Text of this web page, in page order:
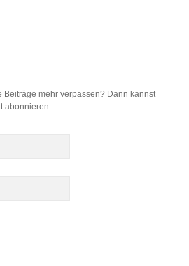
Beiträge mehr verpassen? Dann kannst
abonnieren.